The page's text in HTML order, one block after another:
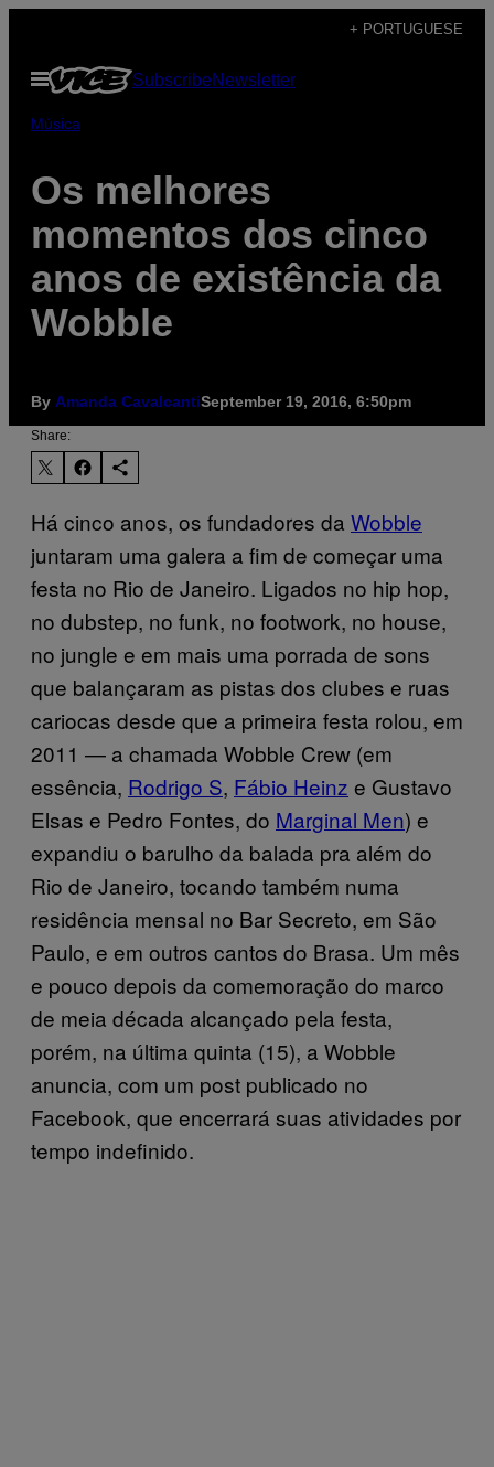
content
+ PORTUGUESE
Open
Menu
SubscribeNewsletter
Música
Os melhores
momentos dos cinco
anos de existência da
Wobble
By Amanda CavalcantiSeptember 19, 2016, 6:50pm
Share:
Há cinco anos, os fundadores da Wobble
juntaram uma galera a fim de começar uma
festa no Rio de Janeiro. Ligados no hip hop,
no dubstep, no funk, no footwork, no house,
no jungle e em mais uma porrada de sons
que balançaram as pistas dos clubes e ruas
cariocas desde que a primeira festa rolou, em
2011 — a chamada Wobble Crew (em
essência, Rodrigo S, Fábio Heinz e Gustavo
Elsas e Pedro Fontes, do Marginal Men) e
expandiu o barulho da balada pra além do
Rio de Janeiro, tocando também numa
residência mensal no Bar Secreto, em São
Paulo, e em outros cantos do Brasa. Um mês
e pouco depois da comemoração do marco
de meia década alcançado pela festa,
porém, na última quinta (15), a Wobble
anuncia, com um post publicado no
Facebook, que encerrará suas atividades por
tempo indefinido.